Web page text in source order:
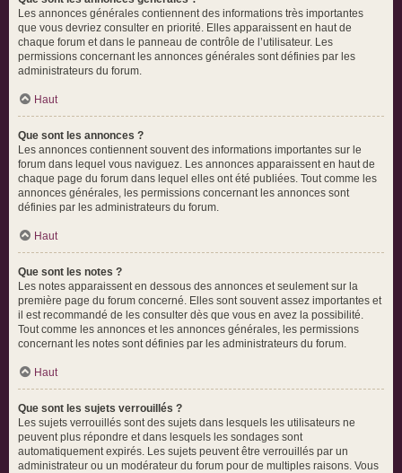
Les annonces générales contiennent des informations très importantes
que vous devriez consulter en priorité. Elles apparaissent en haut de
chaque forum et dans le panneau de contrôle de l’utilisateur. Les
permissions concernant les annonces générales sont définies par les
administrateurs du forum.
Haut
Que sont les annonces ?
Les annonces contiennent souvent des informations importantes sur le
forum dans lequel vous naviguez. Les annonces apparaissent en haut de
chaque page du forum dans lequel elles ont été publiées. Tout comme les
annonces générales, les permissions concernant les annonces sont
définies par les administrateurs du forum.
Haut
Que sont les notes ?
Les notes apparaissent en dessous des annonces et seulement sur la
première page du forum concerné. Elles sont souvent assez importantes et
il est recommandé de les consulter dès que vous en avez la possibilité.
Tout comme les annonces et les annonces générales, les permissions
concernant les notes sont définies par les administrateurs du forum.
Haut
Que sont les sujets verrouillés ?
Les sujets verrouillés sont des sujets dans lesquels les utilisateurs ne
peuvent plus répondre et dans lesquels les sondages sont
automatiquement expirés. Les sujets peuvent être verrouillés par un
administrateur ou un modérateur du forum pour de multiples raisons. Vous